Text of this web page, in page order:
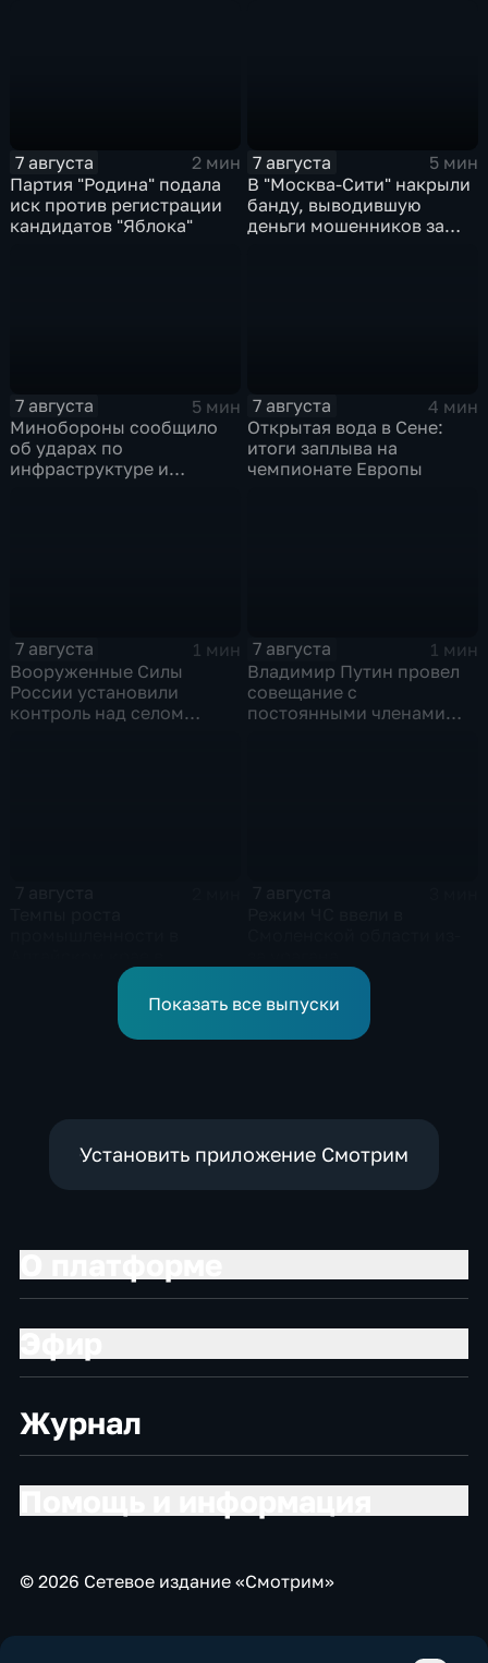
7 августа
2 мин
Партия "Родина" подала
иск против регистрации
кандидатов "Яблока"
7 августа
5 мин
В "Москва‑Сити" накрыли
банду, выводившую
деньги мошенников за
7 августа
5 мин
Минобороны сообщило
об ударах по
инфраструктуре и
7 августа
4 мин
Открытая вода в Сене:
итоги заплыва на
чемпионате Европы
7 августа
1 мин
Вооруженные Силы
России установили
контроль над селом
7 августа
1 мин
Владимир Путин провел
совещание с
постоянными членами
нынешнем году уже выше
Показать все выпуски
Установить приложение Смотрим
Журнал
© 2026 Сетевое издание «Смотрим»